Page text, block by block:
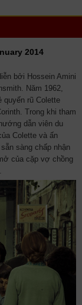
2014
bởi Hossein Amini
Năm 1962,
quyến rũ Colette
Trong khi tham
dẫn viên du
Colette và ấn
sàng chấp nhận
của cặp vợ chồng